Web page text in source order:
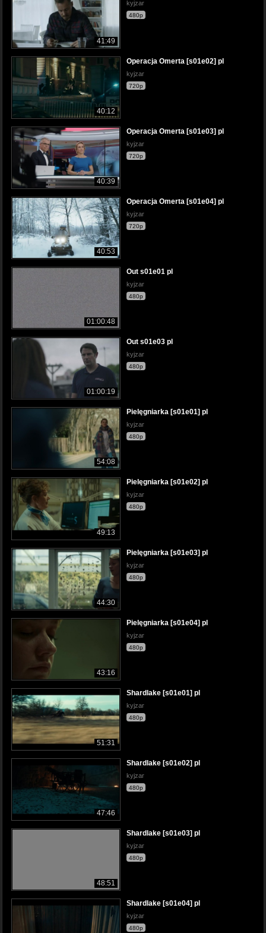
41:49
kyjzar
480p
40:12
Operacja Omerta [s01e02] pl
kyjzar
720p
40:39
Operacja Omerta [s01e03] pl
kyjzar
720p
40:53
Operacja Omerta [s01e04] pl
kyjzar
720p
01:00:48
Out s01e01 pl
kyjzar
480p
01:00:19
Out s01e03 pl
kyjzar
480p
54:08
Pielęgniarka [s01e01] pl
kyjzar
480p
49:13
Pielęgniarka [s01e02] pl
kyjzar
480p
44:30
Pielęgniarka [s01e03] pl
kyjzar
480p
43:16
Pielęgniarka [s01e04] pl
kyjzar
480p
51:31
Shardlake [s01e01] pl
kyjzar
480p
47:46
Shardlake [s01e02] pl
kyjzar
480p
48:51
Shardlake [s01e03] pl
kyjzar
480p
Shardlake [s01e04] pl
kyjzar
480p